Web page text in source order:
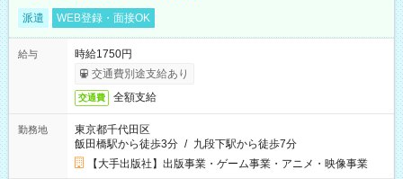
派遣 WEB登録・面接OK
給与
時給1750円
交通費別途支給あり
交通費 全額支給
勤務地
東京都千代田区
飯田橋駅から徒歩3分 / 九段下駅から徒歩7分
【大手出版社】出版事業・ゲーム事業・アニメ・映像事業